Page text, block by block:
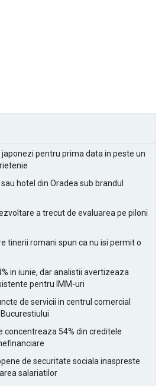
pentru prima data in peste un
hotel din Oradea sub brandul
a trecut de evaluarea pe piloni
tinerii romani spun ca nu isi permit o
in iunie, dar analistii avertizeaza
pentru IMM-uri
de servicii in centrul comercial
concentreaza 54% din creditele
de securitate sociala inaspreste
salariatilor